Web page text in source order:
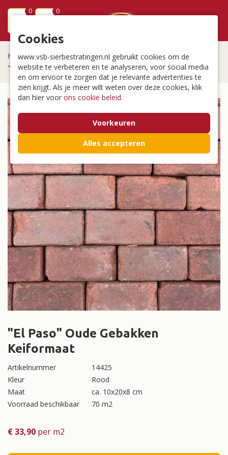
0
0
Home / Bestrating / Outlet partijen /
"El Paso" Oude Gebakken Keiformaat
"El Paso" Oude Gebakken
Keiformaat
Artikelnummer
14425
Kleur
Rood
Maat
ca. 10x20x8 cm
Voorraad beschikbaar
70 m2
€33,90 per m2
Cookies
www.vsb-sierbestratingen.nl gebruikt cookies om de
website te verbeteren en te analyseren, voor social media
en om ervoor te zorgen dat je relevante advertenties te
zien krijgt. Als je meer wilt weten over deze cookies, klik
dan hier voor ons cookie beleid.
Voorkeuren
Alles accepteren